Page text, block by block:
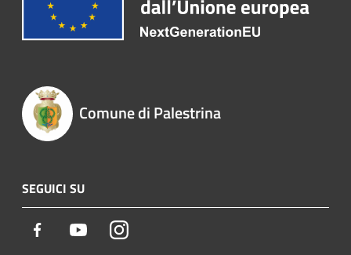
Comune di Palestrina
SEGUICI SU
Facebook YoutubeInstagram